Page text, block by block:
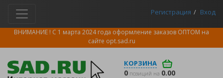
Регистрация Вход
ВНИМАНИЕ ! С 1 марта 2024 года оформление заказов ОПТОМ на
сайте opt.sad.ru
КОРЗИНА
0 позиций на 0.00